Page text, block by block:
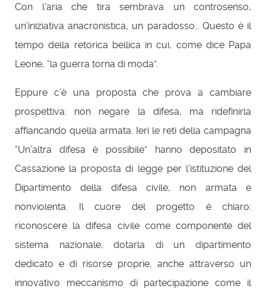
Con l’aria che tira sembrava un controsenso,
un’iniziativa anacronistica, un paradosso… Questo è il
tempo della retorica bellica in cui, come dice Papa
Leone, “la guerra torna di moda”.
Eppure c’è una proposta che prova a cambiare
prospettiva: non negare la difesa, ma ridefinirla
affiancando quella armata. Ieri le reti della campagna
“Un’altra difesa è possibile” hanno depositato in
Cassazione la proposta di legge per l’istituzione del
Dipartimento della difesa civile, non armata e
nonviolenta. Il cuore del progetto è chiaro:
riconoscere la difesa civile come componente del
sistema nazionale, dotarla di un dipartimento
dedicato e di risorse proprie, anche attraverso un
innovativo meccanismo di partecipazione come il